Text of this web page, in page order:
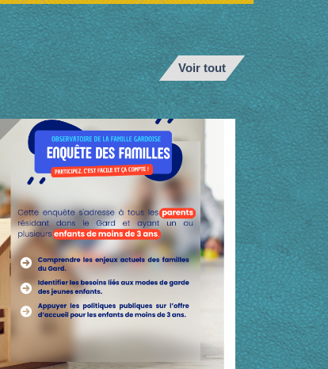
Voir tout